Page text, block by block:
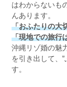
はわからないも
んあります。
「おふたりの大
「現地での旅行
沖縄リゾ婚の魅
を引き出して、
す。